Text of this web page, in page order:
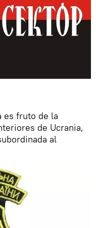
es fruto de la
de Ucrania,
al